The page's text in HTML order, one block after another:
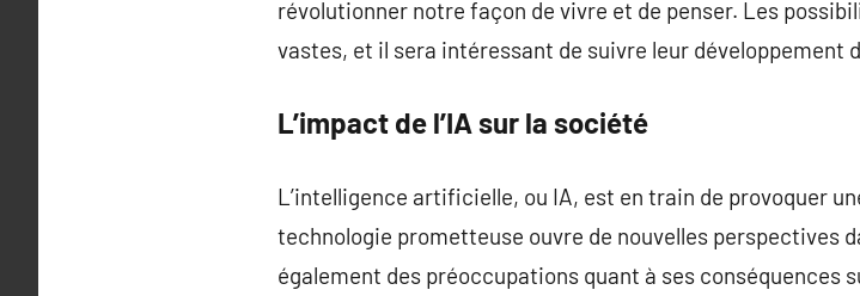
révolutionner notre façon de vivre et de penser. Les
vastes, et il sera intéressant de suivre leur développement
L’impact de l’IA sur la société
L’intelligence artificielle, ou IA, est en train de provoquer
technologie prometteuse ouvre de nouvelles perspectives
également des préoccupations quant à ses conséquences